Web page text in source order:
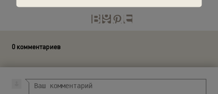
0 комментариев